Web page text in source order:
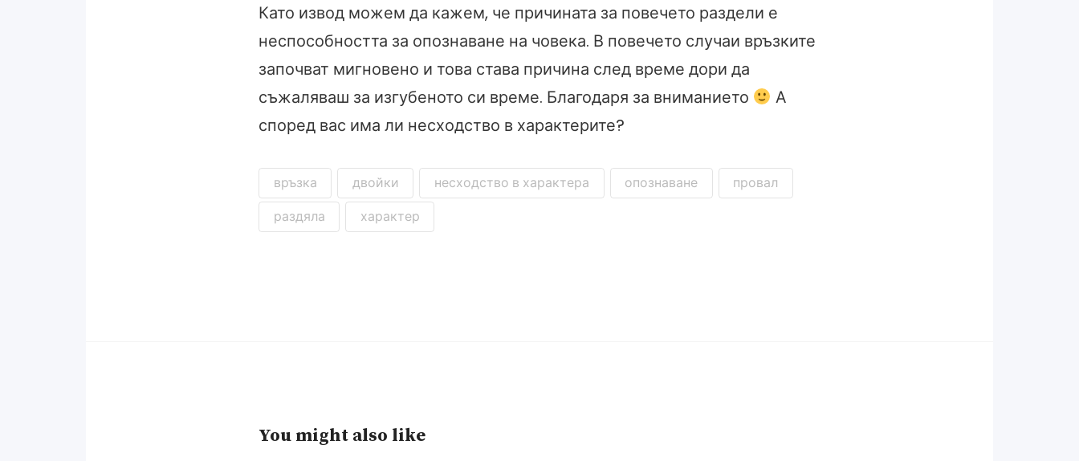
Като извод можем да кажем, че причината за повечето раздели е
неспособността за опознаване на човека. В повечето случаи връзките
започват мигновено и това става причина след време дори да
съжаляваш за изгубеното си време. Благодаря за вниманието
А
според вас има ли несходство в характерите?
връзка двойки несходство в характера опознаване
провал
раздяла
характер
You might also like